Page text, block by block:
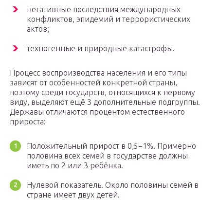
негативные последствия международных
конфликтов, эпидемий и террористических
актов;
техногенные и природные катастрофы.
Процесс воспроизводства населения и его типы
зависят от особенностей конкретной страны,
поэтому среди государств, относящихся к первому
виду, выделяют ещё 3 дополнительные подгруппы.
Державы отличаются процентом естественного
прироста:
Положительный прирост в 0,5−1%. Примерно
половина всех семей в государстве должны
иметь по 2 или 3 ребёнка.
Нулевой показатель. Около половины семей в
стране имеет двух детей.